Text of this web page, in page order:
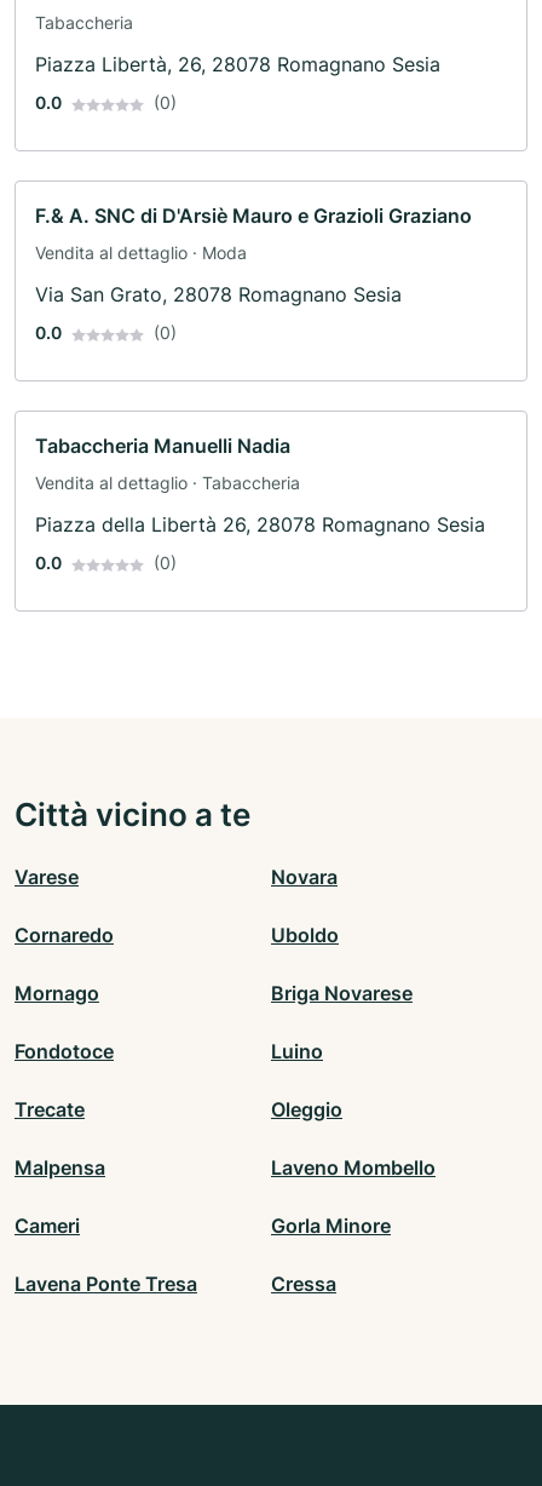
Tabaccheria
Piazza Libertà, 26, 28078 Romagnano Sesia
0.0 (0)
F.& A. SNC di D'Arsiè Mauro e Grazioli Graziano
Vendita al dettaglio · Moda
Via San Grato, 28078 Romagnano Sesia
0.0 (0)
Tabaccheria Manuelli Nadia
Vendita al dettaglio · Tabaccheria
Piazza della Libertà 26, 28078 Romagnano Sesia
0.0 (0)
Città vicino a te
Varese Novara
Cornaredo Uboldo
Mornago Briga Novarese
Fondotoce Luino
Trecate Oleggio
Malpensa Laveno Mombello
Cameri Gorla Minore
Lavena Ponte Tresa Cressa